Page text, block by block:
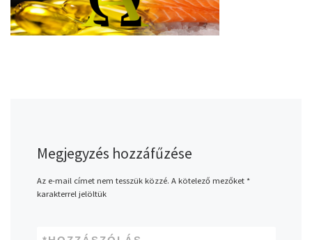
Megjegyzés hozzáfűzése
Az e-mail címet nem tesszük közzé. A kötelező mezőket *
karakterrel jelöltük